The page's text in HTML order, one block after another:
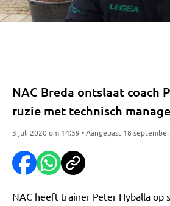
NAC Breda ontslaat coach
ruzie met technisch
3 juli 2020 om 14:59 • Aangepast 18
NAC heeft trainer Peter Hyballa op